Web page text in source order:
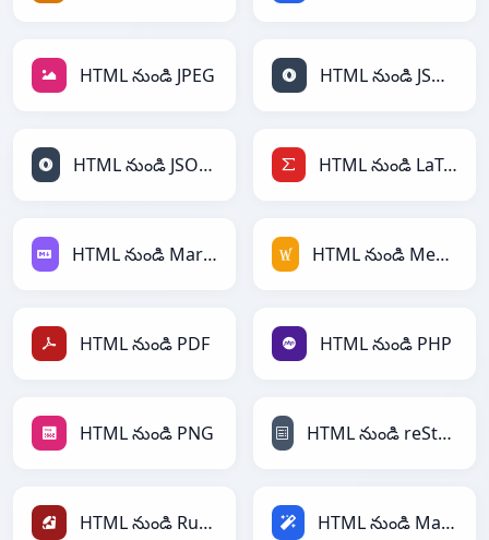
HTML నుండి JPEG HTML నుండి JSON
HTML నుండి JSONLines HTML నుండి LaTeX
HTML నుండి Markdown HTML నుండి MediaWiki
HTML నుండి PDF HTML నుండి PHP
HTML నుండి PNG HTML నుండి reStructuredText
HTML నుండి Ruby HTML నుండి Magic